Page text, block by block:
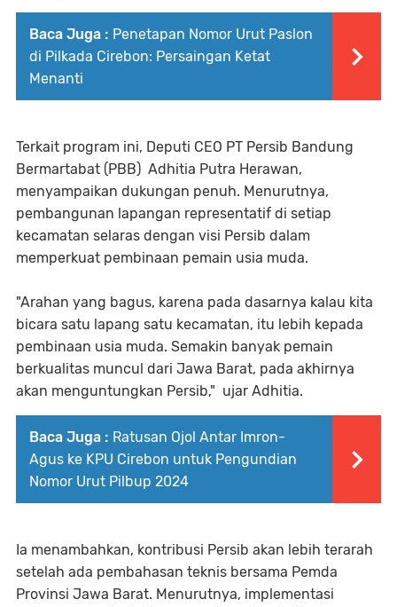
Baca Juga : Penetapan Nomor Urut Paslon
di Pilkada Cirebon: Persaingan Ketat
Menanti
Terkait program ini, Deputi CEO PT Persib Bandung
Bermartabat (PBB) Adhitia Putra Herawan,
menyampaikan dukungan penuh. Menurutnya,
pembangunan lapangan representatif di setiap
kecamatan selaras dengan visi Persib dalam
memperkuat pembinaan pemain usia muda.
"Arahan yang bagus, karena pada dasarnya kalau kita
bicara satu lapang satu kecamatan, itu lebih kepada
pembinaan usia muda. Semakin banyak pemain
berkualitas muncul dari Jawa Barat, pada akhirnya
akan menguntungkan Persib," ujar Adhitia.
Baca Juga : Ratusan Ojol Antar Imron-
Agus ke KPU Cirebon untuk Pengundian
Nomor Urut Pilbup 2024
Ia menambahkan, kontribusi Persib akan lebih terarah
setelah ada pembahasan teknis bersama Pemda
Provinsi Jawa Barat. Menurutnya, implementasi